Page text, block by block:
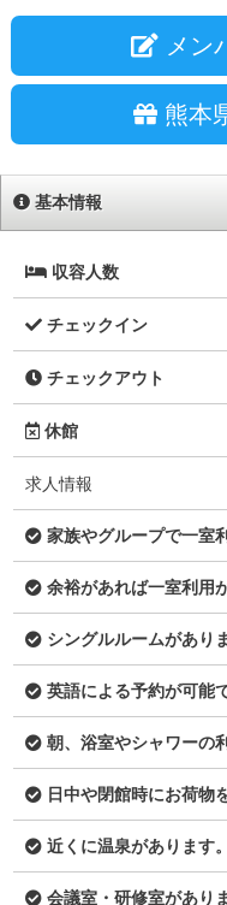
メン
熊本
基本情報
収容人数
チェックイン
チェックアウト
休館
求人情報
家族やグループで一室
余裕があれば一室利用
シングルルームがあり
英語による予約が可能
朝、浴室やシャワーの
日中や閉館時にお荷物
近くに温泉があります。
会議室・研修室があり